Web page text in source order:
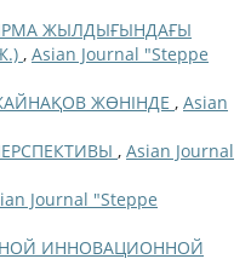
ЖЫЛДЫҒЫНДАҒЫ
, Asian Journal "Steppe
ЖӨНІНДЕ , Asian
, Asian Journal
Journal "Steppe
ИННОВАЦИОННОЙ